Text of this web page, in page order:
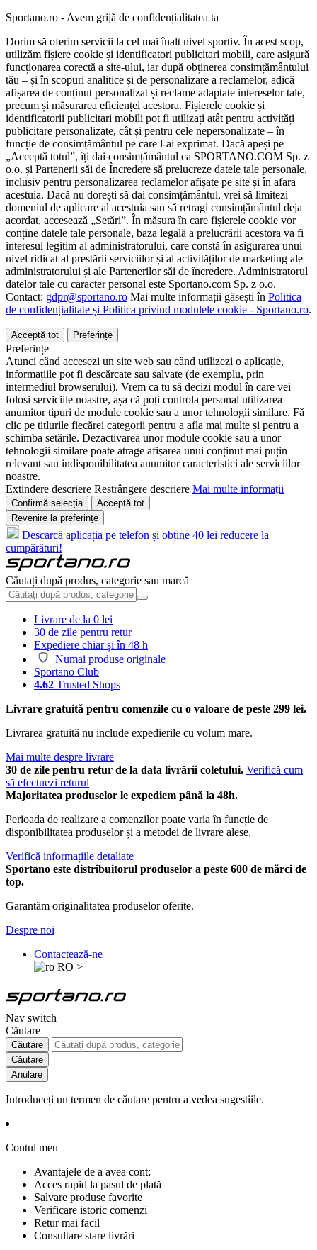
Sportano.ro - Avem grijă de confidențialitatea ta
Dorim să oferim servicii la cel mai înalt nivel sportiv. În acest scop,
utilizăm fișiere cookie și identificatori publicitari mobili, care asigură
funcționarea corectă a site-ului, iar după obținerea consimțământului
tău – și în scopuri analitice și de personalizare a reclamelor, adică
afișarea de conținut personalizat și reclame adaptate intereselor tale,
precum și măsurarea eficienței acestora. Fișierele cookie și
identificatorii publicitari mobili pot fi utilizați atât pentru activități
publicitare personalizate, cât și pentru cele nepersonalizate – în
funcție de consimțământul pe care l-ai exprimat. Dacă apeși pe
„Acceptă totul”, îți dai consimțământul ca SPORTANO.COM Sp. z
o.o. și Partenerii săi de Încredere să prelucreze datele tale personale,
inclusiv pentru personalizarea reclamelor afișate pe site și în afara
acestuia. Dacă nu dorești să dai consimțământul, vrei să limitezi
domeniul de aplicare al acestuia sau să retragi consimțământul deja
acordat, accesează „Setări”. În măsura în care fișierele cookie vor
conține datele tale personale, baza legală a prelucrării acestora va fi
interesul legitim al administratorului, care constă în asigurarea unui
nivel ridicat al prestării serviciilor și al activităților de marketing ale
administratorului și ale Partenerilor săi de încredere. Administratorul
datelor tale cu caracter personal este Sportano.com Sp. z o.o.
Contact: gdpr@sportano.ro Mai multe informații găsești în Politica
de confidențialitate și Politica privind modulele cookie - Sportano.ro.
Acceptă tot Preferințe
Preferințe
Atunci când accesezi un site web sau când utilizezi o aplicație,
informațiile pot fi descărcate sau salvate (de exemplu, prin
intermediul browserului). Vrem ca tu să decizi modul în care vei
folosi serviciile noastre, așa că poți controla personal utilizarea
anumitor tipuri de module cookie sau a unor tehnologii similare. Fă
clic pe titlurile fiecărei categorii pentru a afla mai multe și pentru a
schimba setările. Dezactivarea unor module cookie sau a unor
tehnologii similare poate atrage afișarea unui conținut mai puțin
relevant sau indisponibilitatea anumitor caracteristici ale serviciilor
noastre.
Extindere descriere Restrângere descriere Mai multe informații
Confirmă selecția
Acceptă tot
Revenire la preferințe
Descarcă aplicația pe telefon și obține 40 lei reducere la
cumpărături!
Căutați după produs, categorie sau marcă
Livrare de la 0 lei
30 de zile pentru retur
Expediere chiar și în 48 h
Numai produse originale
Sportano Club
4.62 Trusted Shops
Livrare gratuită pentru comenzile cu o valoare de peste 299 lei.
Livrarea gratuită nu include expedierile cu volum mare.
Mai multe despre livrare
30 de zile pentru retur de la data livrării coletului. Verifică cum
să efectuezi returul
Majoritatea produselor le expediem până la 48h.
Perioada de realizare a comenzilor poate varia în funcție de
disponibilitatea produselor și a metodei de livrare alese.
Verifică informațiile detaliate
Sportano este distribuitorul produselor a peste 600 de mărci de
top.
Garantăm originalitatea produselor oferite.
Despre noi
Contactează-ne
RO >
Nav switch
Căutare
Căutare
Căutare
Anulare
Introduceți un termen de căutare pentru a vedea sugestiile.
Contul meu
Avantajele de a avea cont:
Acces rapid la pasul de plată
Salvare produse favorite
Verificare istoric comenzi
Retur mai facil
Consultare stare livrări